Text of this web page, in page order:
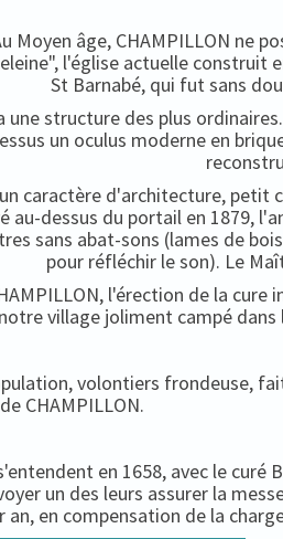
Moyen âge, CHAMPILLON ne
l'église actuelle construit
St Barnabé, qui fut sans
une structure des plus
un oculus moderne en
caractère d'architecture, petit
au-dessus du portail en 1879,
sans abat-sons (lames de
pour réfléchir le son). Le
l'érection de la cure
notre village joliment campé
volontiers frondeuse,
de CHAMPILLON.
en 1658, avec le curé
un des leurs assurer la
en compensation de la